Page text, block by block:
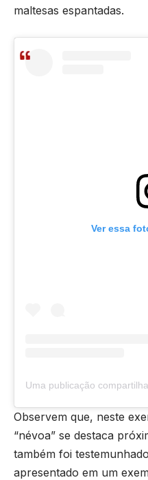
maltesas espantadas.
Ver essa
Observem que, neste
“névoa” se destaca
também foi
apresentado em um